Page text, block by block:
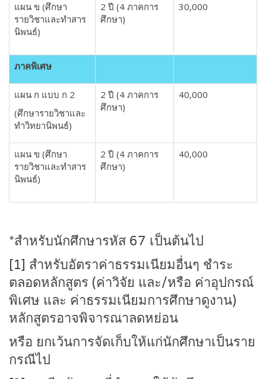
แผน ข (ศึกษา
รายวิชาและทำสาร
นิพนธ์)
2 ปี (4 ภาคการ
ศึกษา)
30,000
ภาคพิเศษ
แผน ก แบบ ก 2
(ศึกษารายวิชาและ
ทำวิทยานิพนธ์)
2 ปี (4 ภาคการ
ศึกษา)
40,000
แผน ข (ศึกษา
รายวิชาและทำสาร
นิพนธ์)
2 ปี (4 ภาคการ
ศึกษา)
40,000
*สำหรับนักศึกษารหัส 67 เป็นต้นไป
[1] สำหรับอัตราค่าธรรมเนียมอื่นๆ ชำระ
ตลอดหลักสูตร (ค่าวิจัย และ/หรือ ค่าอุปกรณ์
พิเศษ และ ค่าธรรมเนียมการศึกษาดูงาน)
หลักสูตรอาจพิจารณาลดหย่อน
หรือ ยกเว้นการจัดเก็บให้แก่นักศึกษาเป็นราย
กรณีไป